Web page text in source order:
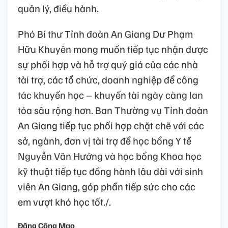
quản lý, điều hành.
Phó Bí thư Tỉnh đoàn An Giang Dư Phạm
Hữu Khuyên mong muốn tiếp tục nhận được
sự phối hợp và hỗ trợ quý giá của các nhà
tài trợ, các tổ chức, doanh nghiệp để công
tác khuyến học – khuyến tài ngày càng lan
tỏa sâu rộng hơn. Ban Thường vụ Tỉnh đoàn
An Giang tiếp tục phối hợp chặt chẽ với các
sở, ngành, đơn vị tài trợ để học bổng Y tế
Nguyễn Văn Hưởng và học bổng Khoa học
kỹ thuật tiếp tục đồng hành lâu dài với sinh
viên An Giang, góp phần tiếp sức cho các
em vượt khó học tốt./.
Đặng Công Mạo